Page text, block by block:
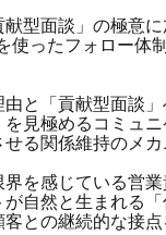
型面談」の極意
使ったフォロー体
と「貢献型面談
見極めるコミュ
る関係維持のメ
を感じている営
自然と生まれる
との継続的な接